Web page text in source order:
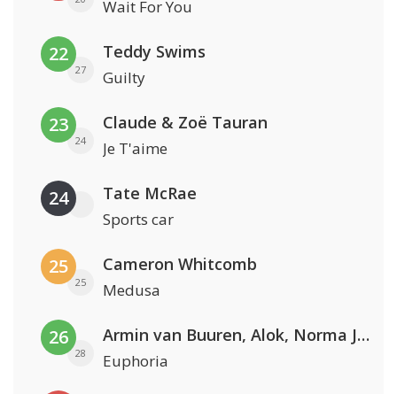
Wait For You
22
27
Teddy Swims
Guilty
23
24
Claude & Zoë Tauran
Je T'aime
24 Tate McRae
Sports car
25
25
Cameron Whitcomb
Medusa
26
28
Armin van Buuren, Alok, Norma Jean Martine & LAWRENT
Euphoria